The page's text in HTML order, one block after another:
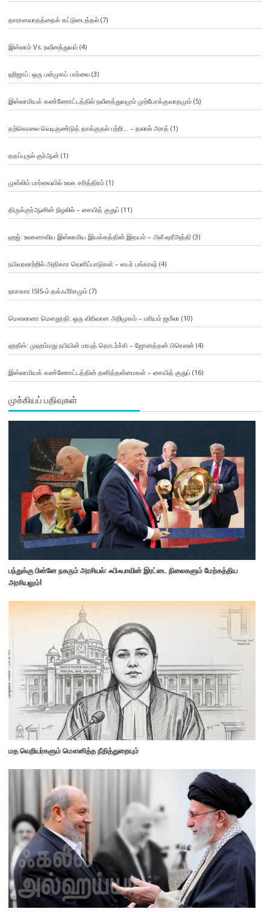
தாராளவாதத்தைக் கட்டுடைத்தல்(7)
இஸ்லாம் Vs. நவீனத்துவம்(4)
ஹிஜாப்: ஒரு பன்முகப் பார்வை(3)
இஸ்லாமியக் கண்ணோட்டத்தில் நவீனத்துவமும் முற்போக்குவாதமும்(5)
தற்கொலை வெடிகுண்டுத் தாக்குதல் பற்றி… – தலால் அசத் (1)
ததப்புருல் குர்ஆன் (1)
முஸ்லிம் பார்வையில் உலக சரித்திரம்(1)
திருக்குர்ஆனின் நிழலில் – சையித் குதுப் (11)
ஹஜ்: உலகளாவிய இஸ்லாமிய இயக்கத்தின் இதயம் – அலீ ஷரீஅத்தி (3)
நபிவரலாற்றில் அதிகார வெளிப்பாடுகள் – ஸபர் பங்காஷ் (4)
நாசகார ISIS-ம் தக்ஃபீரிசமும்(7)
மௌலானா மௌதூதி: ஒரு விரிவான அறிமுகம் – மரியம் ஜமீலா (10)
ஹதீஸ்: முஹம்மது நபியின் மரபுத் தொடர்ச்சி – ஜோனத்தன் பிரௌன் (4)
இஸ்லாமியக் கண்ணோட்டத்தின் தனித்தன்மைகள் – சையித் குதுப் (16)
முக்கியப் பதிவுகள்
பந்துக்கு பின்னே நகரும் அரசியல்: ஃபிஃபாவின் இரட்டை நிலைகளும் மேற்கத்திய
அரசியலும்!
மத வெறியர்களும் மௌனித்த நீதித்துறையும்